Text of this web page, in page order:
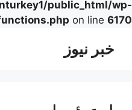
public_html/wp-
on line 6170
خبر نیوز